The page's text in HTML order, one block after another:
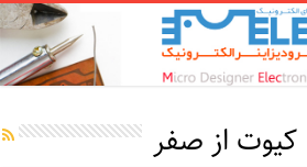
کیوت از صفر